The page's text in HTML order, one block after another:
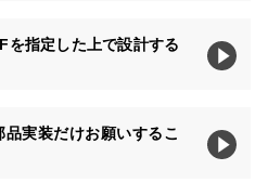
を指定した上で設計する
実装だけお願いするこ